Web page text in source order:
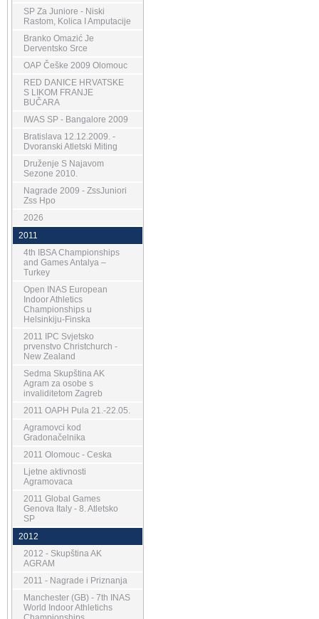
SP Za Juniore - Niski
Rastom, Kolica I Amputacije
Branko Omazić Je
Derventsko Srce
OAP Češke 2009 Olomouc
RED DANICE HRVATSKE
S LIKOM FRANJE
BUČARA
IWAS SP - Bangalore 2009
Bratislava 12.12.2009. -
Dvoranski Atletski Miting
Druženje S Najavom
Sezone 2010.
Nagrade 2009 - ZssJuniori
Zss Hpo
2026
2011
4th IBSA Championships
and Games Antalya –
Turkey
Open INAS European
Indoor Athletics
Championships u
Helsinkiju-Finska
2011 IPC Svjetsko
prvenstvo Christchurch -
New Zealand
Sedma Skupština AK
Agram za osobe s
invaliditetom Zagreb
2011 OAPH Pula 21.-22.05.
Agramovci kod
Gradonačelnika
2011 Olomouc - Ceska
Ljetne aktivnosti
Agramovaca
2011 Global Games
Genova Italy - 8. Atletsko
SP
2012
2012 - Skupština AK
AGRAM
2011 - Nagrade i Priznanja
Manchester (GB) - 7th INAS
World Indoor Athletichs